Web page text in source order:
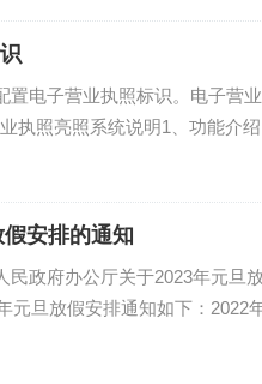
置电子营业执照标识。电子营
执照亮照系统说明1、功能介
安排的通知
政府办公厅关于2023年元旦
元旦放假安排通知如下：2022